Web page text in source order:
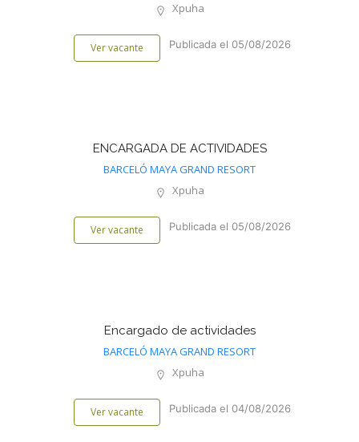
Xpuha
Ver vacante Publicada el 05/08/2026
ENCARGADA DE ACTIVIDADES
BARCELÓ MAYA GRAND RESORT
Xpuha
Ver vacante Publicada el 05/08/2026
Encargado de actividades
BARCELÓ MAYA GRAND RESORT
Xpuha
Ver vacante Publicada el 04/08/2026